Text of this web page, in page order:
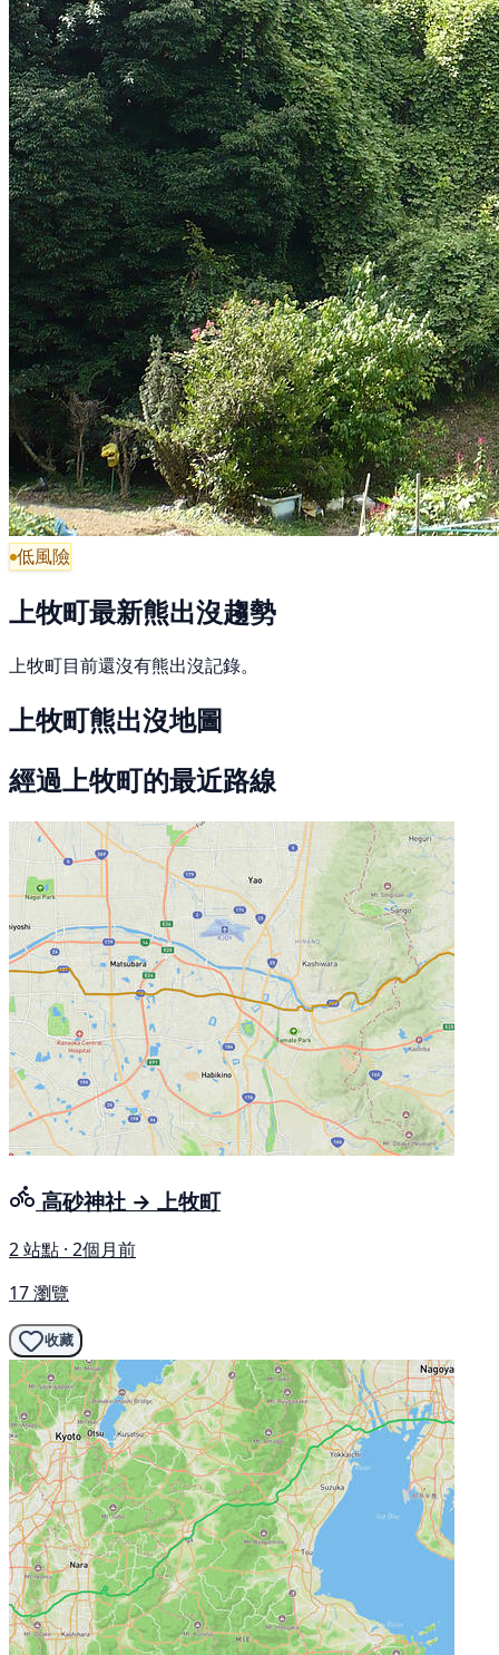
低風險
上牧町最新熊出沒趨勢
上牧町目前還沒有熊出沒記錄。
上牧町熊出沒地圖
經過上牧町的最近路線
高砂神社 → 上牧町
2 站點 · 2個月前
17 瀏覽
收藏